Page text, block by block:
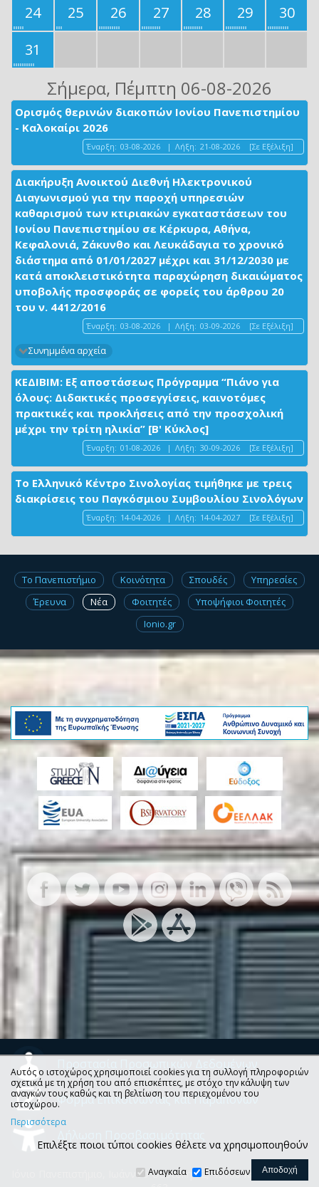
24
25 26 27 28 29
30
31
Σήμερα, Πέμπτη 06-08-2026
Ορισμός θερινών διακοπών Ιονίου Πανεπιστημίου
- Καλοκαίρι 2026
Έναρξη: 03-08-2026 | Λήξη: 21-08-2026 [Σε Εξέλιξη]
Διακήρυξη Ανοικτού Διεθνή Ηλεκτρονικού
Διαγωνισμού για την παροχή υπηρεσιών
καθαρισμού των κτιριακών εγκαταστάσεων του
Ιονίου Πανεπιστημίου σε Κέρκυρα, Αθήνα,
Κεφαλονιά, Ζάκυνθο και Λευκάδαγια το χρονικό
διάστημα από 01/01/2027 μέχρι και 31/12/2030 με
κατά αποκλειστικότητα παραχώρηση δικαιώματος
υποβολής προσφοράς σε φορείς του άρθρου 20
του ν. 4412/2016
Έναρξη: 03-08-2026 | Λήξη: 03-09-2026 [Σε Εξέλιξη]
Συνημμένα αρχεία
ΚΕΔΙΒΙΜ: Εξ αποστάσεως Πρόγραμμα “Πιάνο για
όλους: Διδακτικές προσεγγίσεις, καινοτόμες
πρακτικές και προκλήσεις από την προσχολική
μέχρι την τρίτη ηλικία” [Β' Κύκλος]
Έναρξη: 01-08-2026 | Λήξη: 30-09-2026 [Σε Εξέλιξη]
Το Ελληνικό Κέντρο Σινολογίας τιμήθηκε με τρεις
διακρίσεις του Παγκόσμιου Συμβουλίου Σινολόγων
Έναρξη: 14-04-2026 | Λήξη: 14-04-2027 [Σε Εξέλιξη]
Το Πανεπιστήμιο Κοινότητα Σπουδές
Υπηρεσίες
Έρευνα
Νέα Φοιτητές
Υποψήφιοι Φοιτητές
Ionio.gr
Προστασία Προσωπικών Δεδομένων
Φόρμα Επικοινωνίας και Παραπόνων
Ιόνιο Πανεπιστήμιο, Ιωάννου Θεοτόκη 72, 49100 Κέρκυρα, Τ.Θ.
Αυτός ο ιστοχώρος χρησιμοποιεί cookies για τη συλλογή πληροφοριών
σχετικά με τη χρήση του από επισκέπτες, με στόχο την κάλυψη των
αναγκών τους καθώς και τη βελτίωση του περιεχομένου του
ιστοχώρου.
Περισσότερα
Επιλέξτε ποιοι τύποι cookies θέλετε να χρησιμοποιηθούν
Αναγκαία Επιδόσεων